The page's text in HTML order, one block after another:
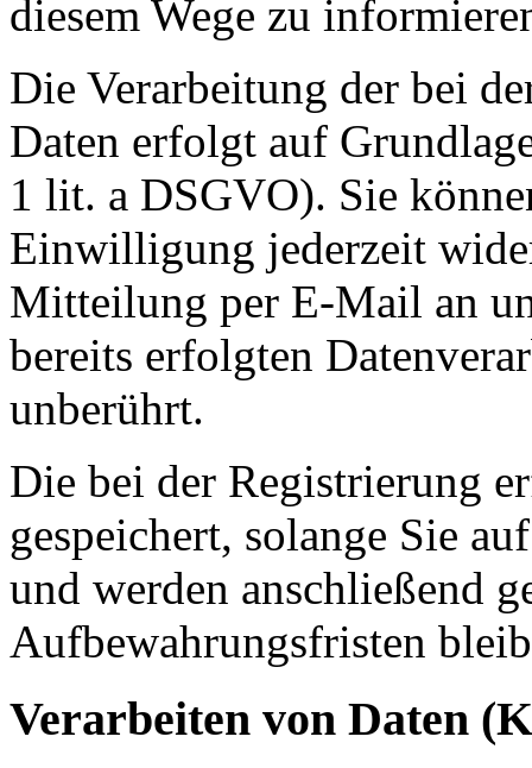
diesem Wege zu
Die Verarbeitung der bei
Daten erfolgt auf
1 lit. a DSGVO). Sie
Einwilligung jederzeit
Mitteilung per E-Mail an
bereits erfolgten
unberührt.
Die bei der Registrierung
gespeichert, solange Sie
und werden anschließend
Aufbewahrungsfristen
Verarbeiten von Daten